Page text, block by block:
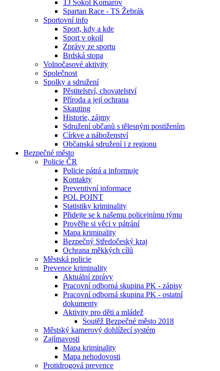
TJ Sokol Komárov
Spartan Race - TS Žebrák
Sportovní info
Sport, kdy a kde
Sport v okolí
Zprávy ze sportu
Brdská stopa
Volnočasové aktivity
Společnost
Spolky a sdružení
Pěstitelství, chovatelství
Příroda a její ochrana
Skauting
Historie, zájmy
Sdružení občanů s tělesným postižením
Církve a náboženství
Občanská sdružení i z regionu
Bezpečné město
Policie ČR
Policie pátrá a informuje
Kontakty
Preventivní informace
POL POINT
Statistiky kriminality
Přidejte se k našemu policejnímu týmu
Prověřte si věci v pátrání
Mapa kriminality
Bezpečný Středočeský kraj
Ochrana měkkých cílů
Městská policie
Prevence kriminality
Aktuální zprávy
Pracovní odborná skupina PK - zápisy
Pracovní odborná skupina PK - ostatní
dokumenty
Aktivity pro děti a mládež
Soutěž Bezpečné město 2018
Městský kamerový dohlížecí systém
Zajímavosti
Mapa kriminality
Mapa nehodovosti
Protidrogová prevence